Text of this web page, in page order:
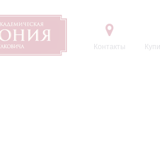
Контакты